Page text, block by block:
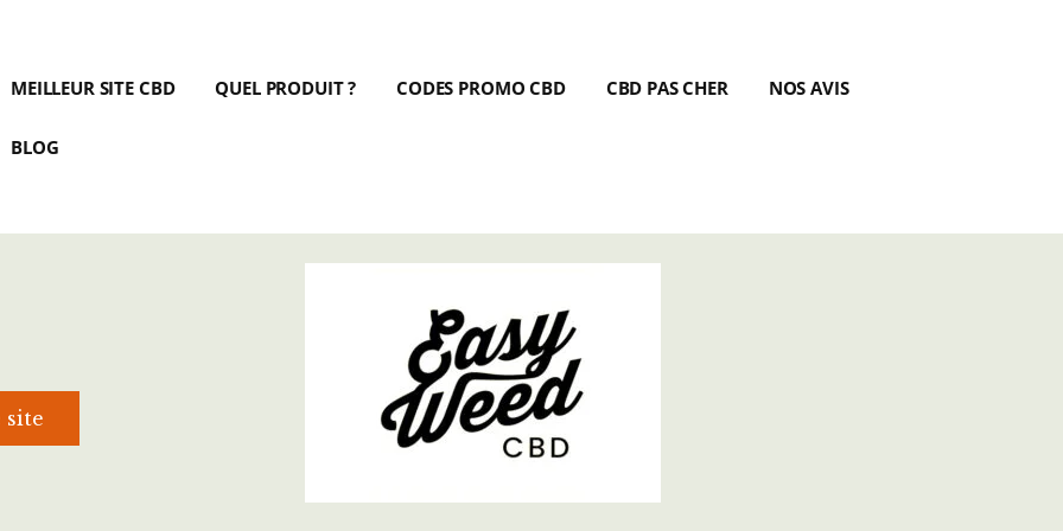
MEILLEUR SITE CBD QUEL PRODUIT ? CODES PROMO CBD CBD PAS CHER NOS AVIS
BLOG
site